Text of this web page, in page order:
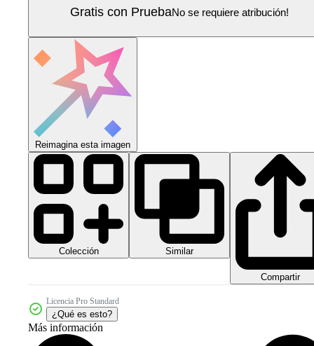
Gratis con PruebaNo se requiere atribución!
Reimagina esta imagen
Colección Similar
Compartir
Licencia Pro Standard
¿Qué es esto?
Más información